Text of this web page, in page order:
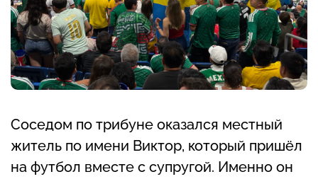
Соседом по трибуне оказался местный
житель по имени Виктор, который пришёл
на футбол вместе с супругой. Именно он